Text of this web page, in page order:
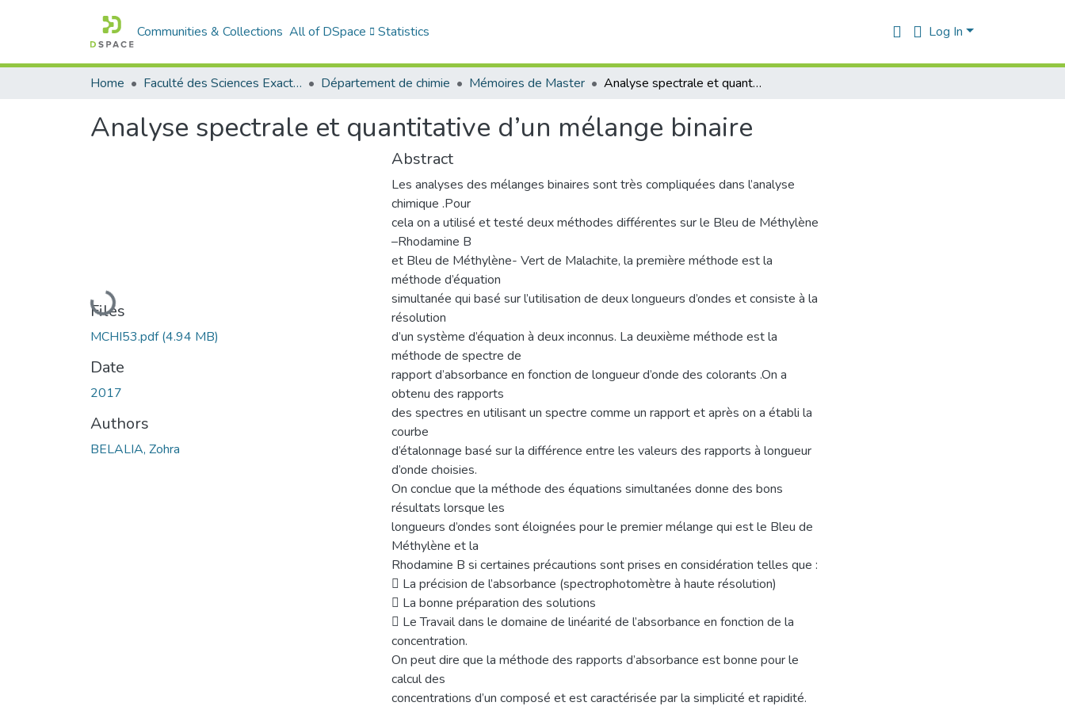
Communities & Collections All of DSpace Statistics Log In
Home Faculté des Sciences Exactes et de l'Informatique Département de chimie Mémoires de Master Analyse spectrale et quantitative d’un mélange binaire
Analyse spectrale et quantitative d’un mélange binaire
Loading...
Files
MCHI53.pdf(4.94 MB)
Date
2017
Authors
BELALIA, Zohra
Abstract
Les analyses des mélanges binaires sont très compliquées dans l’analyse
chimique .Pour
cela on a utilisé et testé deux méthodes différentes sur le Bleu de Méthylène
–Rhodamine B
et Bleu de Méthylène- Vert de Malachite, la première méthode est la
méthode d’équation
simultanée qui basé sur l’utilisation de deux longueurs d’ondes et consiste à la
résolution
d’un système d’équation à deux inconnus. La deuxième méthode est la
méthode de spectre de
rapport d’absorbance en fonction de longueur d’onde des colorants .On a
obtenu des rapports
des spectres en utilisant un spectre comme un rapport et après on a établi la
courbe
d’étalonnage basé sur la différence entre les valeurs des rapports à longueur
d’onde choisies.
On conclue que la méthode des équations simultanées donne des bons
résultats lorsque les
longueurs d’ondes sont éloignées pour le premier mélange qui est le Bleu de
Méthylène et la
Rhodamine B si certaines précautions sont prises en considération telles que :
 La précision de l’absorbance (spectrophotomètre à haute résolution)
 La bonne préparation des solutions
 Le Travail dans le domaine de linéarité de l’absorbance en fonction de la
concentration.
On peut dire que la méthode des rapports d’absorbance est bonne pour le
calcul des
concentrations d’un composé et est caractérisée par la simplicité et rapidité.